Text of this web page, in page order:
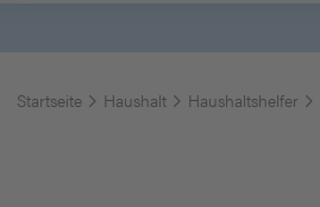
Startseite Haushalt Haushaltshelfer